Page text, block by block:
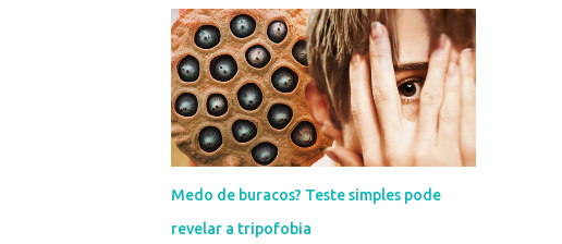
Medo de buracos? Teste simples pode
revelar a tripofobia